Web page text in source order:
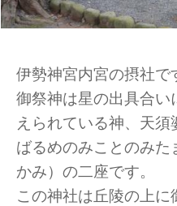
伊勢神宮内宮の摂社で
御祭神は星の出具合
えられている神、天
ばるめのみことのみ
かみ）の二座です。
この神社は丘陵の上に